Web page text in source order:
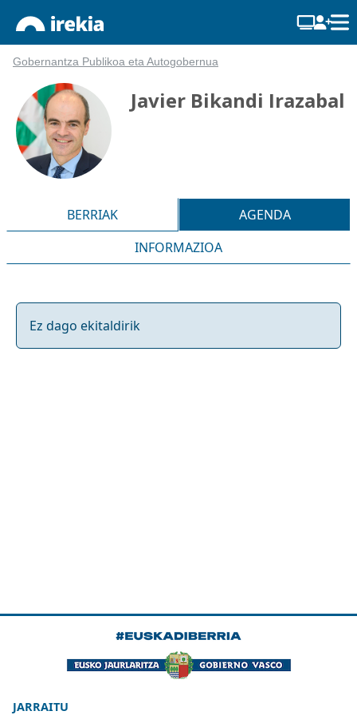
Gobernantza Publikoa eta Autogobernua
Javier Bikandi Irazabal
BERRIAK
AGENDA
INFORMAZIOA
Ez dago ekitaldirik
JARRAITU